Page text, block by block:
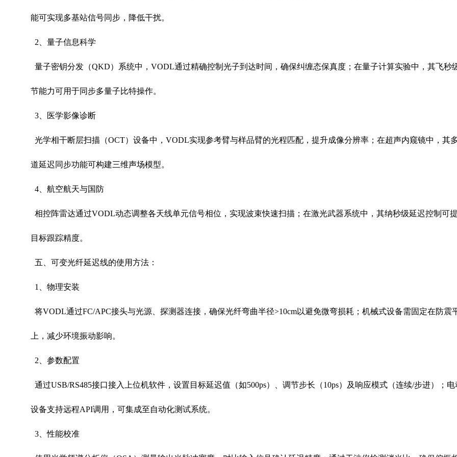
能可实现多基站信号同步，降低干扰。
2 、量子信息科学
量子密钥分发（QKD）系统中， VODL通过精确控制光子到达时间，确保纠缠态保真度；在量子计算实验中，其飞秒
节能力可用于同步多量子比特操作。
3、医学影像诊断
光学相干断层扫描（OCT）设备中， VODL实现参考臂与样品臂的光程匹配，提升成像分辨率；在超声内窥镜中，其
道延迟同步功能可构建三维声场模型。
4、航空航天与国防
相控阵雷达通过VODL动态调整各天线单元信号相位，实现波束快速扫描；在激光武器系统中，其纳秒级延迟控制可
目标跟踪精度。
五、可变光纤延迟线的使用方法：
1 、物理安装
将VODL通过FC/APC接头与光源、探测器连接，确保光纤弯曲半径>10cm以避免微弯损耗；机械式设备需固定在防震
上，减少环境振动影响。
2 、参数配置
通过USB/RS485接口接入上位机软件，设置目标延迟值（如500ps）、调节步长（10ps）及响应模式（连续/步进）；电
设备支持远程API调用，可集成至自动化测试系统。
3、性能校准